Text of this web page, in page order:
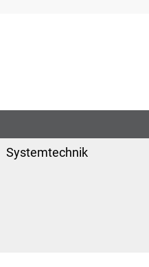
Systemtechnik